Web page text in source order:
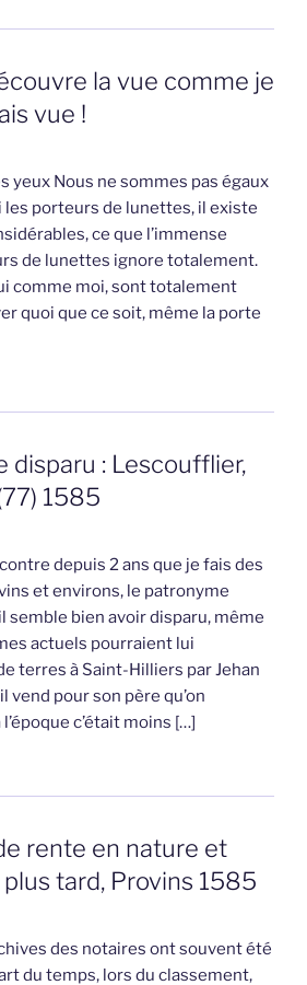
la vue comme je
vue !
yeux Nous ne sommes pas égaux
les porteurs de lunettes, il existe
ce que l’immense
de lunettes ignore totalement.
comme moi, sont totalement
quoi que ce soit, même la porte
disparu : Lescoufflier,
1585
depuis 2 ans que je fais des
et environs, le patronyme
semble bien avoir disparu, même
actuels pourraient lui
terres à Saint-Hilliers par Jehan
vend pour son père qu’on
c’était moins […]
rente en nature et
tard, Provins 1585
des notaires ont souvent été
du temps, lors du classement,